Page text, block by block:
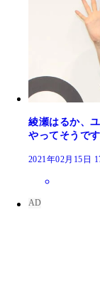
綾瀬はるか、
やってそうで
2021年02月15日